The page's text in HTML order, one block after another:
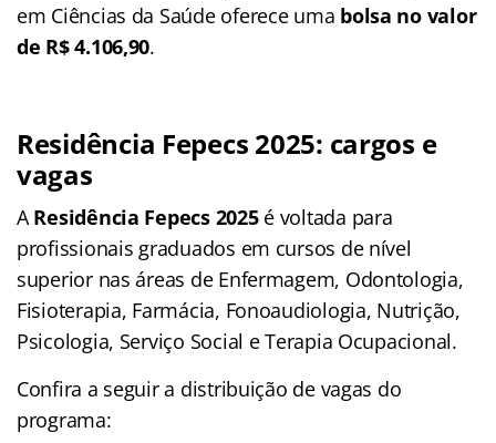
em Ciências da Saúde oferece uma bolsa no valor
de R$ 4.106,90.
Residência Fepecs 2025: cargos e
vagas
AResidência Fepecs 2025é voltada para
profissionais graduados em cursos de nível
superior nas áreas de Enfermagem, Odontologia,
Fisioterapia, Farmácia, Fonoaudiologia, Nutrição,
Psicologia, Serviço Social e Terapia Ocupacional.
Confira a seguir a distribuição de vagas do
programa: